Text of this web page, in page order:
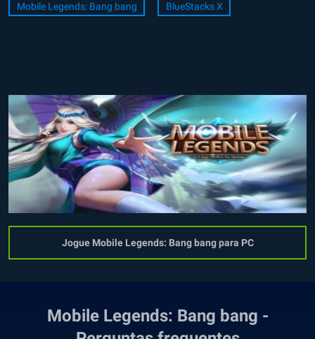
Mobile Legends: Bang bang BlueStacks X
Jogue Mobile Legends: Bang bang para PC
Mobile Legends: Bang bang -